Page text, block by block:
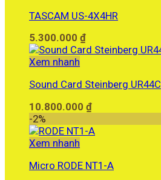
TASCAM US-4X4HR
5.300.000 ₫
Xem nhanh
Sound Card Steinberg UR44C
10.800.000 ₫
-2%
Xem nhanh
Micro RODE NT1-A